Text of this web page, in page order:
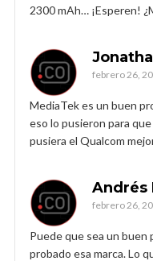
2300 mAh… ¡Esperen!
febrero 26,
MediaTek es un buen
eso lo pusieron para
pusiera el Qualcom
Andrés
febrero 26,
Puede que sea un buen
probado esa marca. Lo